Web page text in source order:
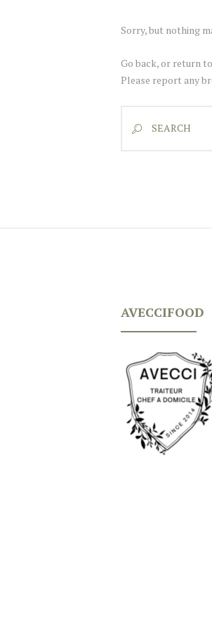
Sorry, but nothing
Go back, or return to
Please report any
AVECCIFOOD